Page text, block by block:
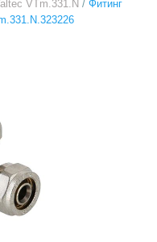
VTm.331.N / Фитинг